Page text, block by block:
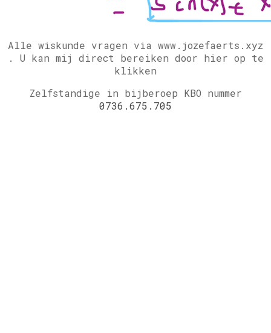
Alle wiskunde vragen via www.jozefaerts.xyz
. U kan mij direct bereiken door hier op te
klikken
Zelfstandige in bijberoep KBO nummer
0736.675.705